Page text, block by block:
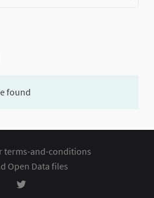
found
terms-and-conditions
Open Data files
Rozhodování at Twitter